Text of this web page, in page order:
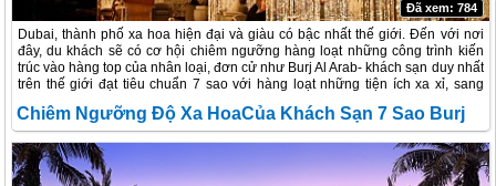
Dubai, thành phố xa hoa hiện đại và giàu có bậc nhất thế giới. Đến với nơi
đây, du khách sẽ có cơ hội chiêm ngưỡng hàng loạt những công trình kiến
trúc vào hàng top của nhân loại, đơn cử như Burj Al Arab- khách sạn duy nhất
trên thế giới đạt tiêu chuẩn 7 sao với hàng loạt những tiện ích xa xỉ, sang
Travel khám phá và chiêm ngưỡng mức độ xa xỉ của khách sạn đẳng cấp thế
giới này.
Đã xem: 784
Chiêm Ngưỡng Độ Xa HoaCủa Khách Sạn 7 Sao Burj
Al Arab Đẳng Cấp